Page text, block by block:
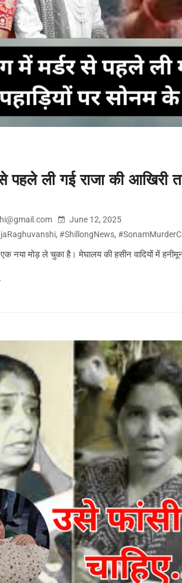
पहले ली गई राजा की आखिरी
June 12, 2025
, #ShillongNews,
नया मोड़ ले चुका है। मेघालय की हसीन वादियों में